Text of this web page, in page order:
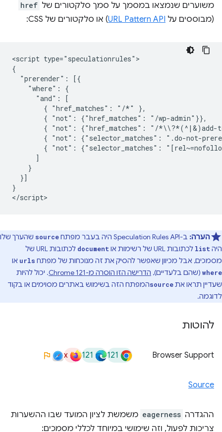
משוערים שנמצאו במסמך על סמך סלקטורים של href
(מבוססים על URL Pattern API) או סלקטורים של CSS:
<script type="speculationrules">
{
  "prerender": [{
    "where": {
      "and": [
        { "href_matches": "/*" },
        { "not": {"href_matches": "/wp-admin"}},
{ "not": {"href_matches": "/*\\?*(^|&)add-
{ "not": {"selector_matches": ".do-not-
{ "not": {"selector_matches":
      ]
    }
  }]
}
הערה: ב-Speculation Rules API היה בעבר מפתח source שהערך שלו
היהlist לכתובות URL של רשימות או document
לכתובות URL של
מסמכים, אבל מכיוון שאפשר להסיק את זה מנוכחות של מפתח urls או
where (שהם בלעדיים), הדרישה הזו הוסרה מ-Chrome 121
. יכול להיות
שעדיין תראו אתsourceהמפתח הזה בשימוש באתרים מסוימים או בקוד
לדוגמה.
להוטות
Browser Support
121
121
x
Source
ההגדרה eagerness משמשת לציון המועד שבו ההשערות
צריכות לפעול, וזה שימושי במיוחד לכללי מסמכים: